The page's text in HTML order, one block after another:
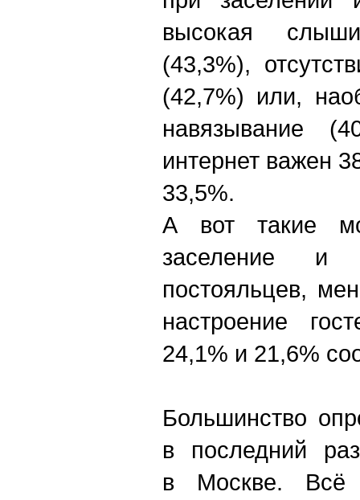
высокая
(43,3%),
(42,7%) или,
навязывание
интернет важен
33,5%.
А вот такие
заселение и
постояльцев,
настроение
24,1% и 21,6%
Большинство
в последний
в Москве. Всё